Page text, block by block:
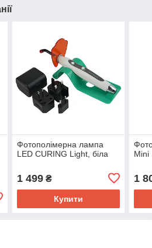
Фотополімерна лампа
LED CURING Light, біла
1 499₴
Купити
Mini
1